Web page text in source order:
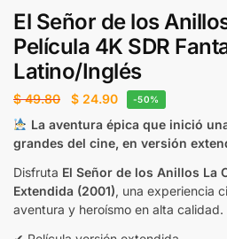
El Señor de los
Película 4K SDR
Latino/Inglés
$49.80 $ 24.90 -50%
La aventura épica que inició
grandes del cine, en versión
Disfruta El Señor de los Anillos La
Extendida (2001), una experiencia
aventura y heroísmo en alta calidad.